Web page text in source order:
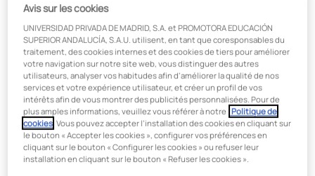
Grâce aumaster en direction et gestion des ressources
humaines en ligne, vousacquerrez une formation de très
haut niveau qui vous permettra de mettre en œuvre et de
concevoir les modèles de gestion des ressources humaines
utilisés par les entreprises de référence.
Vous serez formé aux méthodologies Agile, très recherchées
dans le secteur, et bénéficierez d’une formation aux nouvelles
technologies et aux logiciels spécialisés dans la gestion des
ressources humaines.
Rejoignez un secteur offrant une employabilité maximale et
Avis sur les cookies
UNIVERSIDAD PRIVADA DE MADRID, S.A. et PROMOTORA EDUCACIÓN
SUPERIOR ANDALUCÍA, S.A.U. utilisent, en tant que coresponsables du
traitement, des cookies internes et des cookies de tiers pour améliorer
votre navigation sur notre site web, vous distinguer des autres
utilisateurs, analyser vos habitudes afin d’améliorer la qualité de nos
services et votre expérience utilisateur, et créer un profil de vos
intérêts afin de vous montrer des publicités personnalisées. Pour de
plus amples informations, veuillez vous référer à notre Politique de
cookies . Vous pouvez accepter l’installation des cookies en cliquant sur
le bouton « Accepter les cookies », configurer vos préférences en
cliquant sur le bouton « Configurer les cookies » ou refuser leur
installation en cliquant sur le bouton « Refuser les cookies ».